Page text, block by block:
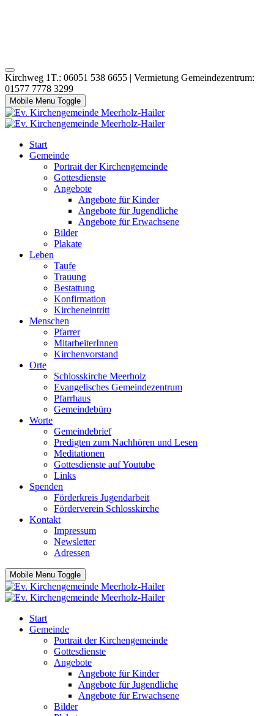
Kirchweg 1T.: 06051 538 6655 | Vermietung Gemeindezentrum:
01577 7778 3299
Mobile Menu Toggle
Start
Gemeinde
Portrait der Kirchengemeinde
Gottesdienste
Angebote
Angebote für Kinder
Angebote für Jugendliche
Angebote für Erwachsene
Bilder
Plakate
Leben
Taufe
Trauung
Bestattung
Konfirmation
Kircheneintritt
Menschen
Pfarrer
MitarbeiterInnen
Kirchenvorstand
Orte
Schlosskirche Meerholz
Evangelisches Gemeindezentrum
Pfarrhaus
Gemeindebüro
Worte
Gemeindebrief
Predigten zum Nachhören und Lesen
Meditationen
Gottesdienste auf Youtube
Links
Spenden
Förderkreis Jugendarbeit
Förderverein Schlosskirche
Kontakt
Impressum
Newsletter
Adressen
Mobile Menu Toggle
Start
Gemeinde
Portrait der Kirchengemeinde
Gottesdienste
Angebote
Angebote für Kinder
Angebote für Jugendliche
Angebote für Erwachsene
Bilder